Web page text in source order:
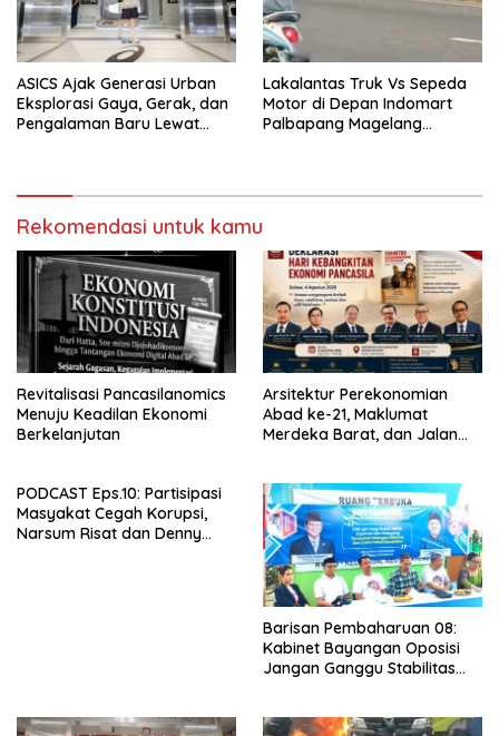
ASICS Ajak Generasi Urban
Eksplorasi Gaya, Gerak, dan
Pengalaman Baru Lewat
Lakalantas Truk Vs Sepeda
Motor di Depan Indomart
Palbapang Magelang
Rekomendasi untuk kamu
Revitalisasi Pancasilanomics
Menuju Keadilan Ekonomi
Berkelanjutan
Arsitektur Perekonomian
Abad ke-21, Maklumat
Merdeka Barat, dan Jalan
PODCAST Eps.10: Partisipasi
Masyakat Cegah Korupsi,
Narsum Risat dan Denny
Barisan Pembaharuan 08:
Kabinet Bayangan Oposisi
Jangan Ganggu Stabilitas